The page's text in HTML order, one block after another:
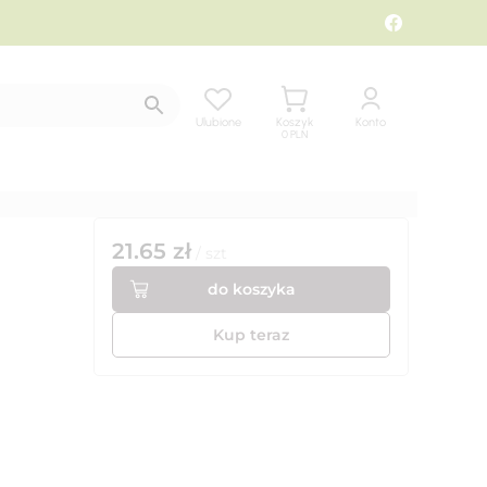
Ulubione
Koszyk
0 PLN
Konto
21.65 zł
do koszyka
Kup teraz